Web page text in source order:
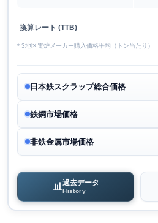
換算レート (TTB)
* 3地区電炉メーカー購入価格平均（トン当たり）
日本鉄スクラップ総合価格
鉄鋼市場価格
非鉄金属市場価格
📊過去データ
History